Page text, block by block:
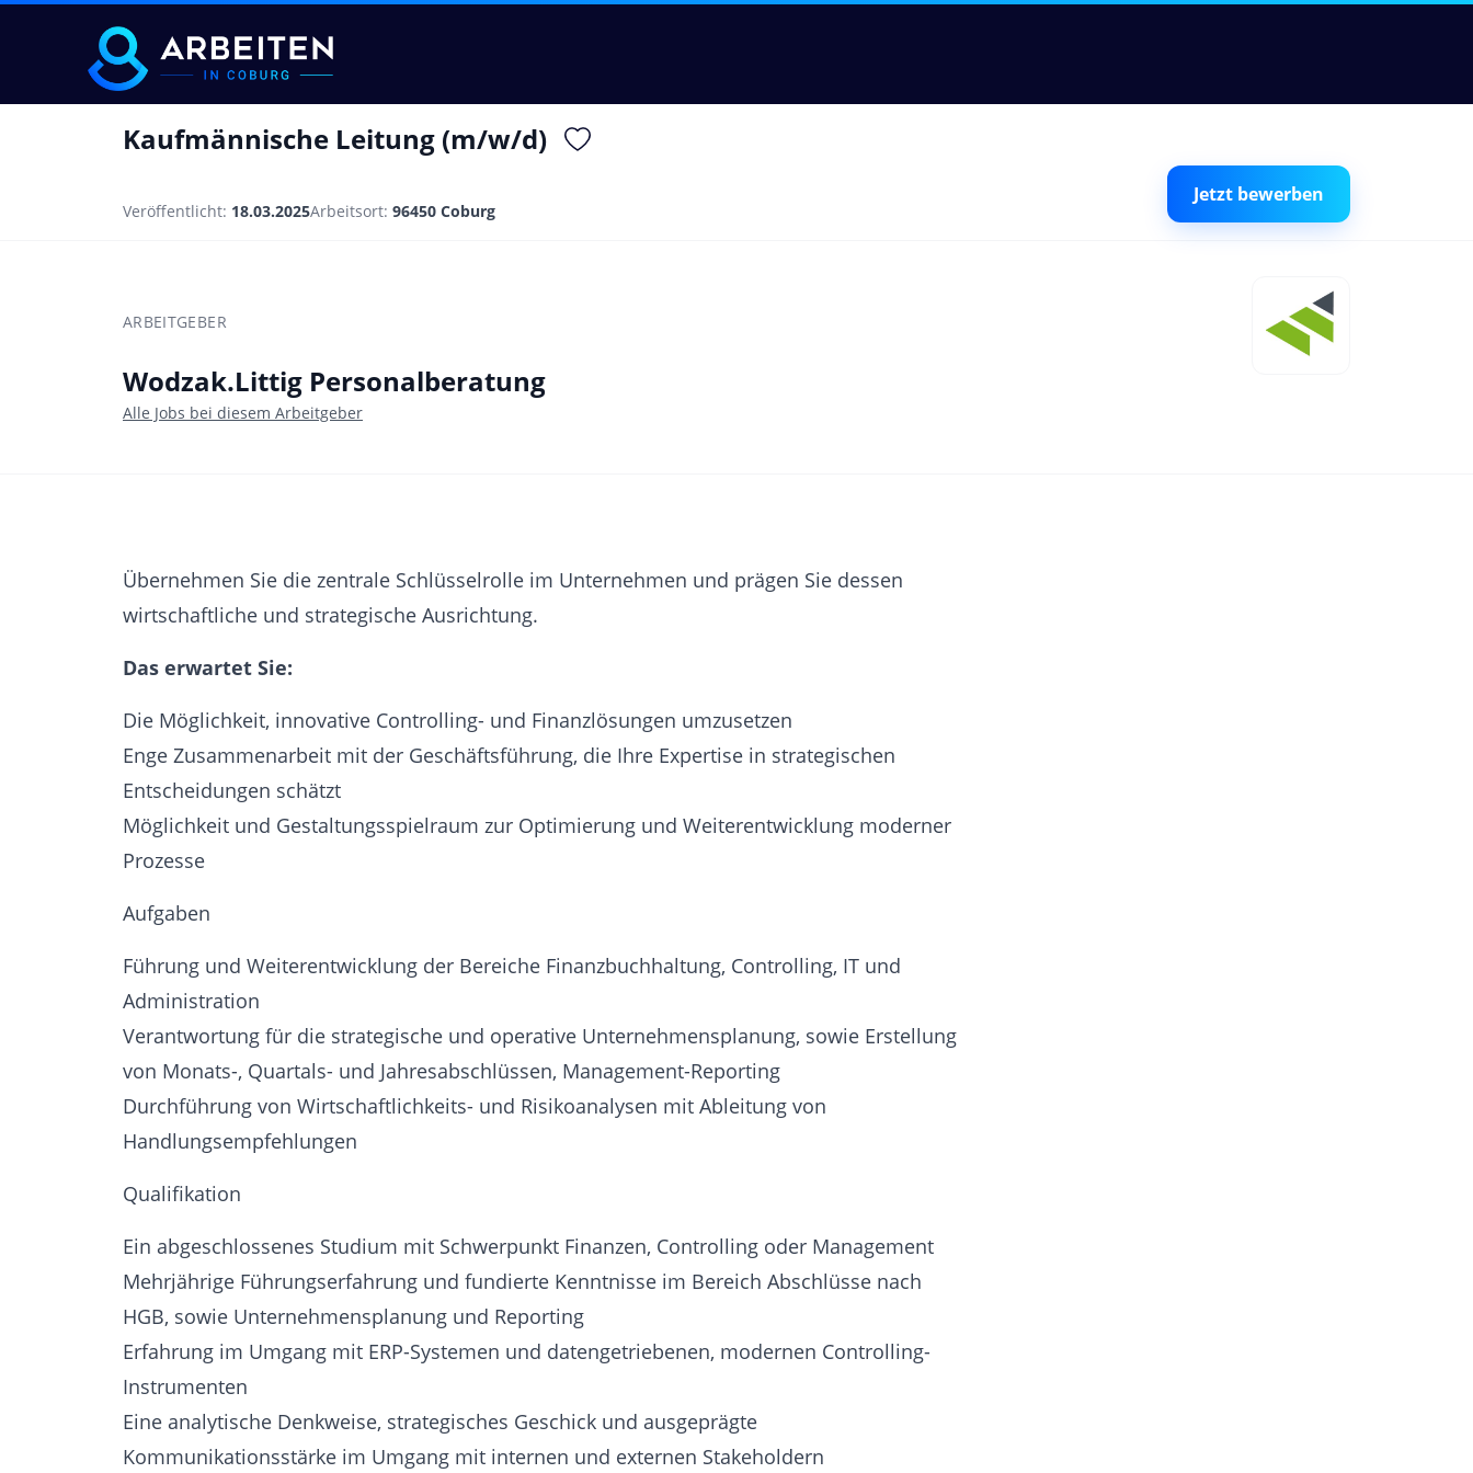
Kaufmännische Leitung (m/w/d)
Veröffentlicht: 18.03.2025Arbeitsort: 96450 Coburg
Jetzt bewerben
ARBEITGEBER
Wodzak.Littig Personalberatung
Alle Jobs bei diesem Arbeitgeber
Übernehmen Sie die zentrale Schlüsselrolle im Unternehmen und prägen Sie dessen
wirtschaftliche und strategische Ausrichtung.
Das erwartet Sie:
Die Möglichkeit, innovative Controlling- und Finanzlösungen umzusetzen
Enge Zusammenarbeit mit der Geschäftsführung, die Ihre Expertise in strategischen
Entscheidungen schätzt
Möglichkeit und Gestaltungsspielraum zur Optimierung und Weiterentwicklung moderner
Prozesse
Aufgaben
Führung und Weiterentwicklung der Bereiche Finanzbuchhaltung, Controlling, IT und
Administration
Verantwortung für die strategische und operative Unternehmensplanung, sowie Erstellung
von Monats-, Quartals- und Jahresabschlüssen, Management-Reporting
Durchführung von Wirtschaftlichkeits- und Risikoanalysen mit Ableitung von
Handlungsempfehlungen
Qualifikation
Ein abgeschlossenes Studium mit Schwerpunkt Finanzen, Controlling oder Management
Mehrjährige Führungserfahrung und fundierte Kenntnisse im Bereich Abschlüsse nach
HGB, sowie Unternehmensplanung und Reporting
Erfahrung im Umgang mit ERP-Systemen und datengetriebenen, modernen Controlling-
Instrumenten
Eine analytische Denkweise, strategisches Geschick und ausgeprägte
Kommunikationsstärke im Umgang mit internen und externen Stakeholdern